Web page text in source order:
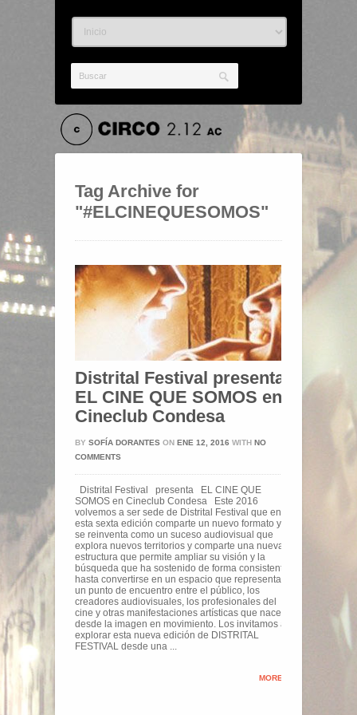
Tag Archive for
"#ELCINEQUESOMOS"
Distrital Festival presenta
EL CINE QUE SOMOS en
Cineclub Condesa
BY SOFÍA DORANTES ON ENE 12, 2016 WITH NO
COMMENTS
Distrital Festival presenta EL CINE QUE
SOMOS en Cineclub Condesa Este 2016
volvemos a ser sede de Distrital Festival que en
esta sexta edición comparte un nuevo formato y
se reinventa como un suceso audiovisual que
explora nuevos territorios y comparte una nueva
estructura que permite ampliar su visión y la
búsqueda que ha sostenido de forma consistente
hasta convertirse en un espacio que representa
un punto de encuentro entre el público, los
creadores audiovisuales, los profesionales del
cine y otras manifestaciones artísticas que nacen
desde la imagen en movimiento. Los invitamos a
explorar esta nueva edición de DISTRITAL
FESTIVAL desde una ...
MORE »